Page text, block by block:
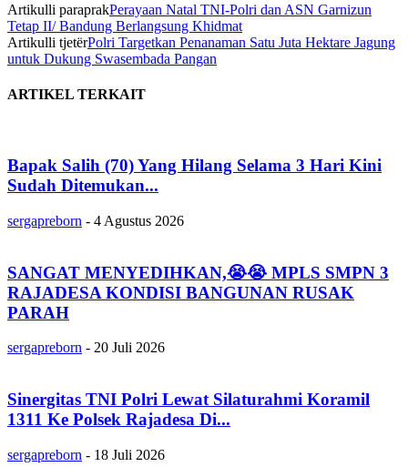
Artikulli paraprakPerayaan Natal TNI-Polri dan ASN Garnizun
Tetap II/ Bandung Berlangsung Khidmat
Artikulli tjetërPolri Targetkan Penanaman Satu Juta Hektare Jagung
untuk Dukung Swasembada Pangan
ARTIKEL TERKAIT
Bapak Salih (70) Yang Hilang Selama 3 Hari Kini
Sudah Ditemukan...
sergapreborn - 4 Agustus 2026
SANGAT MENYEDIHKAN,😭😭 MPLS SMPN 3
RAJADESA KONDISI BANGUNAN RUSAK
PARAH
sergapreborn - 20 Juli 2026
Sinergitas TNI Polri Lewat Silaturahmi Koramil
1311 Ke Polsek Rajadesa Di...
sergapreborn - 18 Juli 2026